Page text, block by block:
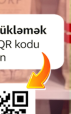
Купить